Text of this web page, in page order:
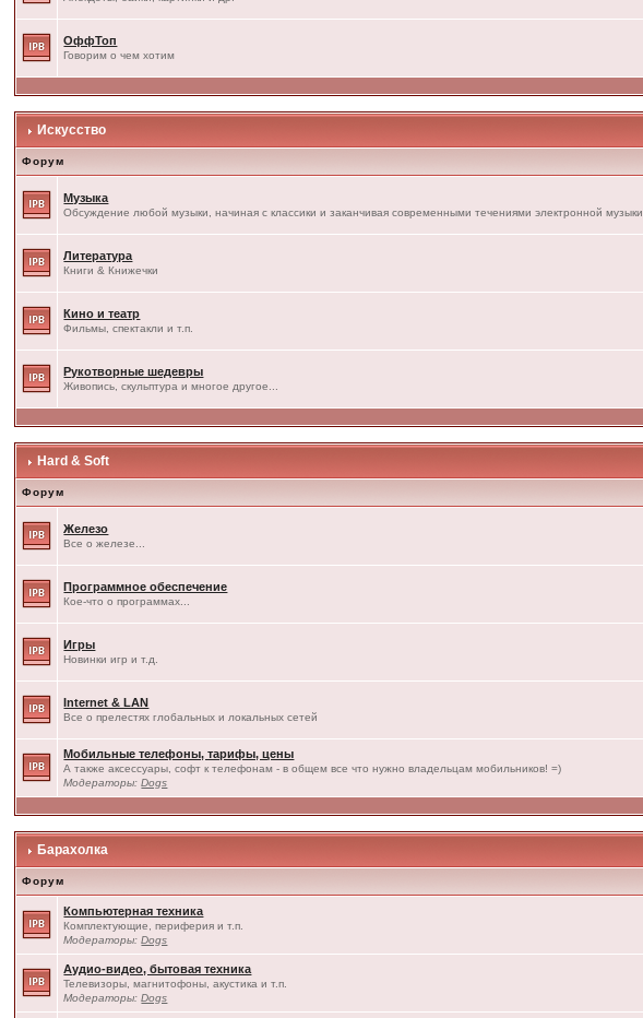
ОффТоп
Говорим о чем хотим
Искусство
Форум
Музыка
Обсуждение любой музыки, начиная с классики и заканчивая современными течениями электронной музыки
Литература
Книги & Книжечки
Кино и театр
Фильмы, спектакли и т.п.
Рукотворные шедевры
Живопись, скульптура и многое другое...
Hard & Soft
Форум
Железо
Все о железе...
Программное обеспечение
Кое-что о программах...
Игры
Новинки игр и т.д.
Internet & LAN
Все о прелестях глобальных и локальных сетей
Мобильные телефоны, тарифы, цены
А также аксессуары, софт к телефонам - в общем все что нужно владельцам мобильников! =)
Модераторы:Dogs
Барахолка
Форум
Компьютерная техника
Комплектующие, периферия и т.п.
Модераторы:Dogs
Аудио-видео, бытовая техника
Телевизоры, магнитофоны, акустика и т.п.
Модераторы:Dogs